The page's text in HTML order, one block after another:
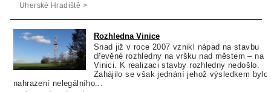
Uherské Hradiště >
Rozhledna Vinice
Snad již v roce 2007 vznikl nápad na stavbu
dřevěné rozhledny na vršku nad městem – na
Vinici. K realizaci stavby rozhledny nedošlo.
Zahájilo se však jednání jehož výsledkem bylo
nahrazení nelegálního...